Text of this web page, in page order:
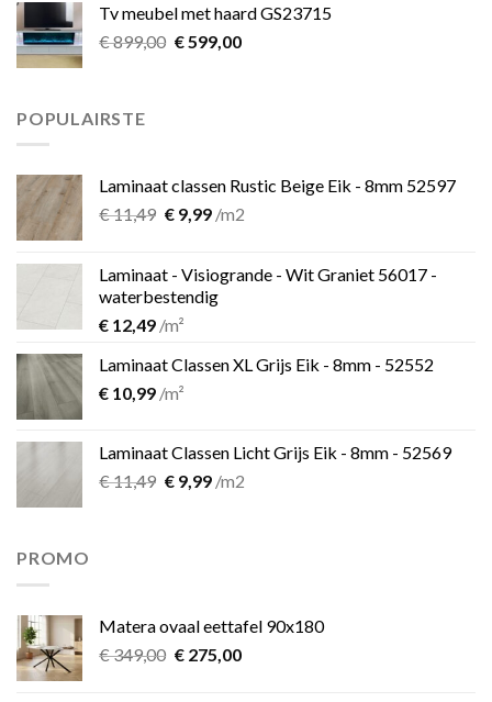
€ 39,00.€ 25,00.
Tv meubel met haard GS23715
€899,00 Oorspronkelijke
€599,00Huidige
POPULAIRSTE
Laminaat classen Rustic Beige Eik - 8mm 52597
€11,49 Oorspronkelijke
€ 11,49.
€9,99Huidige
€ 9,99.
/m2
Laminaat - Visiogrande - Wit Graniet 56017 -
waterbestendig
€ 12,49 /m²
Laminaat Classen XL Grijs Eik - 8mm - 52552
€ 10,99 /m²
Laminaat Classen Licht Grijs Eik - 8mm - 52569
€11,49 Oorspronkelijke
€9,99Huidige
/m2
PROMO
Matera ovaal eettafel 90x180
€349,00 Oorspronkelijke
€275,00Huidige